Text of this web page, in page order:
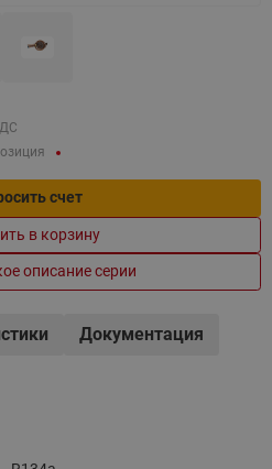
счет
в корзину
описание серии
Документация